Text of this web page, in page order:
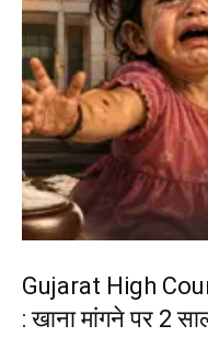
Gujarat High
: खाना मांगने पर 2